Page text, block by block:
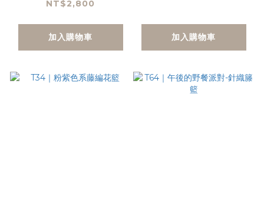
NT$2,800
加入購物車 加入購物車